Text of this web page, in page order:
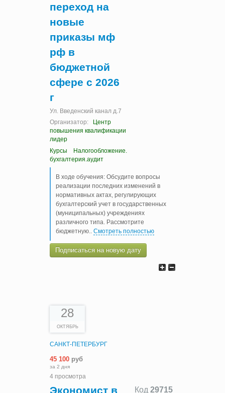
переход на
новые
приказы мф
рф в
бюджетной
сфере с 2026
г
Ул. Введенский канал д.7
Организатор:
Центр
повышения квалификации
лидер
Курсы
Налогообложение.
бухгалтерия.аудит
В ходе обучения: Обсудите вопросы
реализации последних изменений в
нормативных актах, регулирующих
бухгалтерский учет в государственных
(муниципальных) учреждениях
различного типа. Рассмотрите
бюджетную.. Смотреть полностью
Подписаться на новую дату
28
ОКТЯБРЬ
САНКТ-ПЕТЕРБУРГ
45 100 руб
за 2 дня
4 просмотра
Код 29715
Экономист в